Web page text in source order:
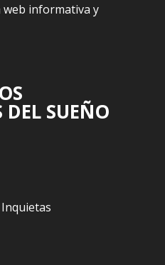
web informativa y
SUEÑO